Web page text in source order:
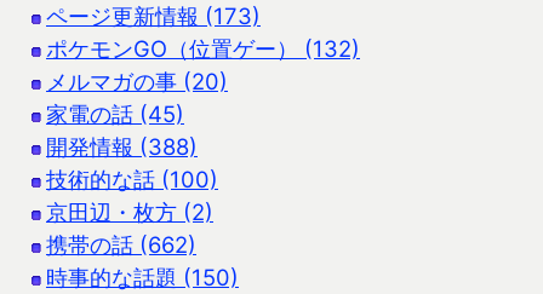
ページ更新情報 (173)
ポケモンGO（位置ゲー） (132)
メルマガの事 (20)
家電の話 (45)
開発情報 (388)
技術的な話 (100)
京田辺・枚方 (2)
携帯の話 (662)
時事的な話題 (150)